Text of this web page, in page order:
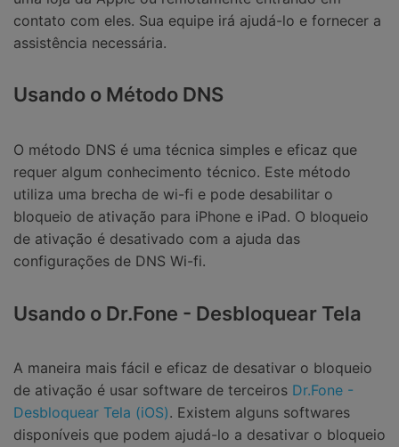
contato com eles. Sua equipe irá ajudá-lo e fornecer a
assistência necessária.
Usando o Método DNS
O método DNS é uma técnica simples e eficaz que
requer algum conhecimento técnico. Este método
utiliza uma brecha de wi-fi e pode desabilitar o
bloqueio de ativação para iPhone e iPad. O bloqueio
de ativação é desativado com a ajuda das
configurações de DNS Wi-fi.
Usando o Dr.Fone - Desbloquear Tela
A maneira mais fácil e eficaz de desativar o bloqueio
de ativação é usar software de terceiros Dr.Fone -
Desbloquear Tela (iOS). Existem alguns softwares
disponíveis que podem ajudá-lo a desativar o bloqueio